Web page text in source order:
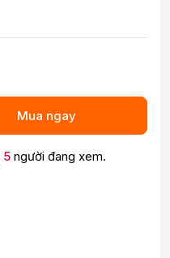
Mua ngay
5 người đang xem.